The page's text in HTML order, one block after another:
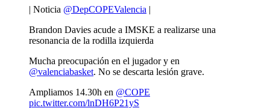
| Noticia @DepCOPEValencia |
Brandon Davies acude a IMSKE a realizarse una
resonancia de la rodilla izquierda
Mucha preocupación en el jugador y en
@valenciabasket. No se descarta lesión grave.
Ampliamos 14.30h en @COPE
pic.twitter.com/lnDH6P21yS